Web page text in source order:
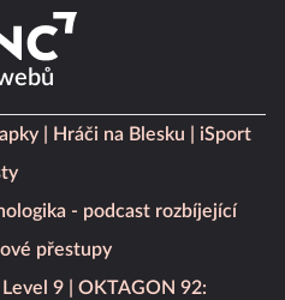
Hráči na Blesku
iSport
- podcast rozbíjející
přestupy
9
OKTAGON 92: